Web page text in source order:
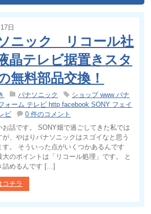
日
ニック リコール社
テレビ据置きスタ
無料部品交換！
パナソニック
ショップ www パナ
ォーム テレビ http facebook SONY フェイ
ビ
0 件のコメント
お話です。 SONY畑で過ごしてきた私では
が、やはりパナソニックはスゴイなと思う
す。 そういった点がいくつかあるんです
大のポイントは「リコール処理」です。 と
詰めるんです […]
コチラ